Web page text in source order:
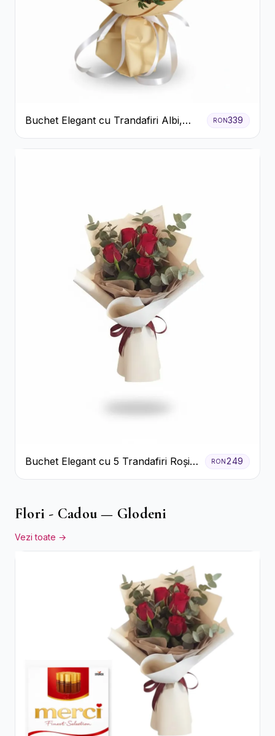
Buchet Elegant cu Trandafiri Albi,
Hortensie și Crizanteme Crem
RON339
Buchet Elegant cu 5 Trandafiri Roșii
și Eucalipt
RON249
Flori - Cadou — Glodeni
Vezi toate →